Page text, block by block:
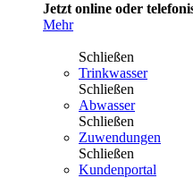
Jetzt online oder
Mehr
Schließen
Trinkwasser
Schließen
Abwasser
Schließen
Zuwendungen
Schließen
Kundenportal